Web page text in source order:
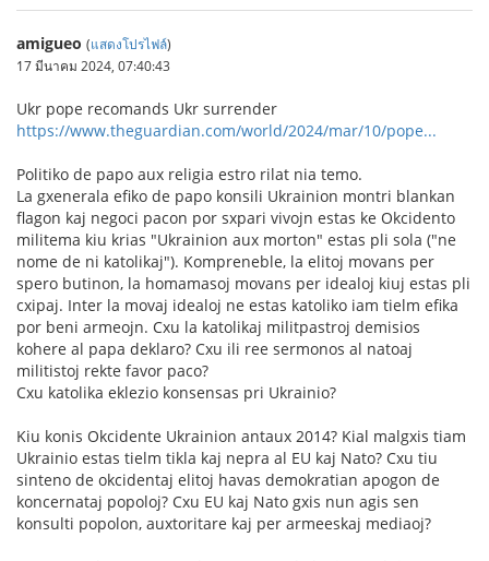
amigueo (แสดงโปรไฟล์)
17 มีนาคม 2024, 07:40:43
Ukr pope recomands Ukr surrender
https://www.theguardian.com/world/2024/mar/10/pope...
Politiko de papo aux religia estro rilat nia temo.
La gxenerala efiko de papo konsili Ukrainion montri blankan
flagon kaj negoci pacon por sxpari vivojn estas ke Okcidento
militema kiu krias "Ukrainion aux morton" estas pli sola ("ne
nome de ni katolikaj"). Kompreneble, la elitoj movans per
spero butinon, la homamasoj movans per idealoj kiuj estas pli
cxipaj. Inter la movaj idealoj ne estas katoliko iam tielm efika
por beni armeojn. Cxu la katolikaj militpastroj demisios
kohere al papa deklaro? Cxu ili ree sermonos al natoaj
militistoj rekte favor paco?
Cxu katolika eklezio konsensas pri Ukrainio?
Kiu konis Okcidente Ukrainion antaux 2014? Kial malgxis tiam
Ukrainio estas tielm tikla kaj nepra al EU kaj Nato? Cxu tiu
sinteno de okcidentaj elitoj havas demokratian apogon de
koncernataj popoloj? Cxu EU kaj Nato gxis nun agis sen
konsulti popolon, auxtoritare kaj per armeeskaj mediaoj?